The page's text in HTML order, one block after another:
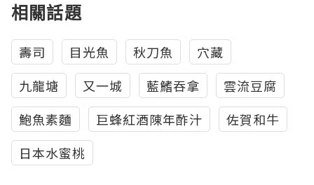
相關話題
壽司 目光魚 秋刀魚
穴藏
九龍塘
又一城 藍鰭吞拿
雲流豆腐
鮑魚素麵
巨蜂紅酒陳年酢汁
佐賀和牛
日本水蜜桃